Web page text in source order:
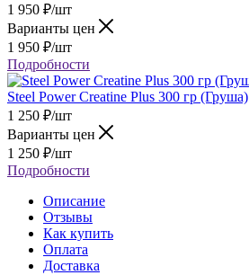
1 950 ₽/шт
Варианты цен
1 950 ₽/шт
Подробности
Steel Power Creatine Plus 300 гр (Груша)
1 250 ₽/шт
Варианты цен
1 250 ₽/шт
Подробности
Описание
Отзывы
Как купить
Оплата
Доставка